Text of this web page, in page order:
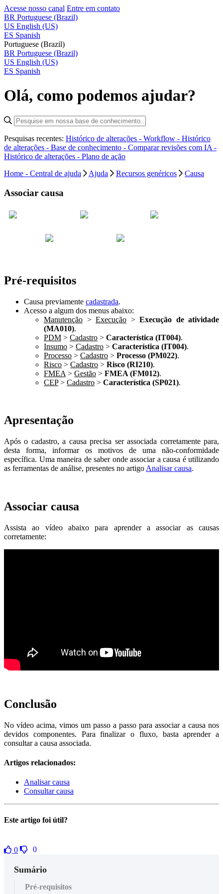
Acesse nosso canal Entre em contato
BR Portuguese (Brazil)
US English (US)
ES Spanish
Portuguese (Brazil)
BR Portuguese (Brazil)
US English (US)
ES Spanish
Olá, como podemos ajudar?
Pesquisas recentes: Histórico de alterações - Workflow - Histórico
de alterações - Base de conhecimento - Comparar revisões com IA -
Histórico de alterações - Plano de ação
Home - Central de ajuda
Ajuda Recursos genéricos Causa
Associar causa
Pré-requisitos
Causa previamente cadastrada.
Acesso a algum dos menus abaixo:
Manutenção > Execução > Execução de atividade
(MA010).
PDM > Cadastro > Característica (IT004).
Insumo > Cadastro > Característica (IT004).
Processo > Cadastro > Processo (PM022).
Risco > Cadastro > Risco (RI210).
FMEA > Gestão > FMEA (FM012).
CEP> Cadastro > Característica (SP021).
Apresentação
Após o cadastro, a causa precisa ser associada corretamente para,
desta forma, informar os motivos de uma não-conformidade
específica. Uma maneira de saber onde associar a causa é utilizando
as ferramentas de análise, presentes no artigo Analisar causa.
Associar causa
Assista ao vídeo abaixo para aprender a associar as causas
corretamente:
Conclusão
No vídeo acima, vimos um passo a passo para associar a causa nos
devidos componentes. Para finalizar o fluxo, basta aprender a
consultar a causa associada.
Artigos relacionados:
Analisar causa
Consultar causa
Este artigo foi útil?
0 0
Sumário
Pré-requisitos